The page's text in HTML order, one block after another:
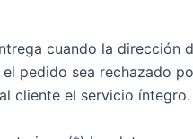
cuando la
pedido sea rechazado
cliente el servicio íntegro.